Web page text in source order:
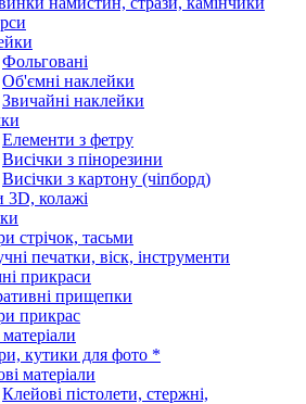
Фольговані
Об'ємні наклейки
Звичайні наклейки
Елементи з фетру
Висічки з пінорезини
Висічки з картону (чіпборд)
3D, колажі
стрічок, тасьми
печатки, віск, інструменти
прикраси
прищепки
прикрас
кутики для фото *
матеріали
Клейові пістолети, стержні,